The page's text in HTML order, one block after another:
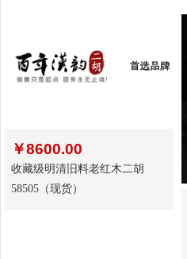
￥8600.00
收藏级明清旧料老红木二胡
58505（现货）